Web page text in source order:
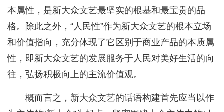
本属性，是新大众文艺最坚实的根基和最宝贵的品
格。除此之外，“人民性”作为新大众文艺的根本立场
和价值指向，充分体现了它区别于商业产品的本质属
性，即新大众文艺的发展服务于人民对美好生活的向
往，弘扬积极向上的主流价值观。
概而言之，新大众文艺的话语构建首先应当以作